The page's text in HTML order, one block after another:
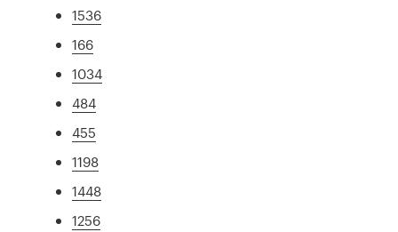
1536
166
1034
484
455
1198
1448
1256